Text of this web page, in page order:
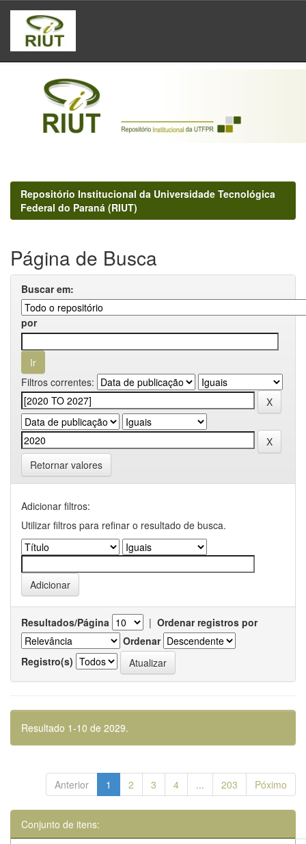
Skip
navigation
Repositório Institucional da Universidade Tecnológica
Federal do Paraná (RIUT)
Página de Busca
Buscar em:
por
Filtros correntes:
Retornar valores
Adicionar filtros:
Utilizar filtros para refinar o resultado de busca.
Resultados/Página | Ordenar registros por
Ordenar
Registro(s)
Resultado 1-10 de 2029.
Anterior 1 2 3 4 ... 203 Póximo
Conjunto de itens: